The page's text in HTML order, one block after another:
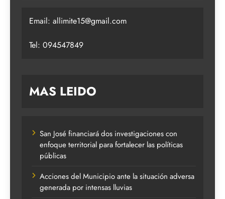
Email: allimite15@gmail.com
Tel: 094547849
MAS LEIDO
San José financiará dos investigaciones con
enfoque territorial para fortalecer las políticas
públicas
Acciones del Municipio ante la situación adversa
generada por intensas lluvias